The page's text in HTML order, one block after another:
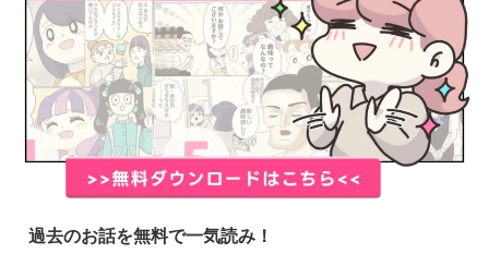
過去のお話を無料で一気読み！